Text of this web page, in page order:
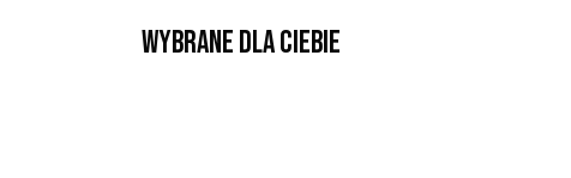
Wybrane dla Ciebie